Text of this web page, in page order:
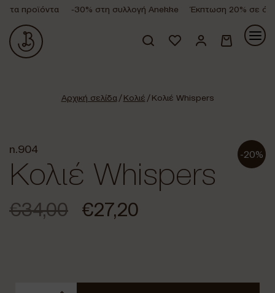
προϊόντα -30% στη συλλογή Anekke Έκπτωση 20% σε όλα
Αρχική σελίδα/Κολιέ / Κολιέ Whispers
-20%
n.904
Κολιέ Whispers
€34,00 €27,20